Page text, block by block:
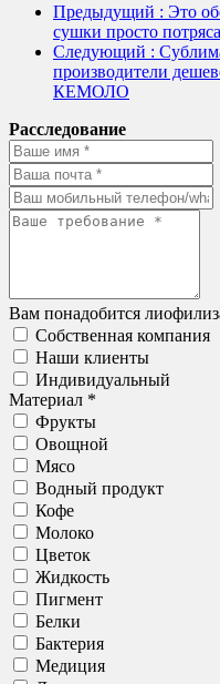
Предыдущий : Это
сушки просто
Следующий :
производители
КЕМОЛО
Расследование
Вам понадобится
Собственная компания
Наши клиенты
Индивидуальный
Материал *
Фрукты
Овощной
Мясо
Водный продукт
Кофе
Молоко
Цветок
Жидкость
Пигмент
Белки
Бактерия
Медиция